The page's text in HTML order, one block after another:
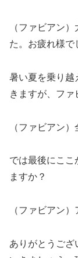
（ファビアン
た。お疲れ様で
暑い夏を乗り越
きますが、ファ
（ファビアン
では最後にここ
ますか？
（ファビアン
ありがとうござ